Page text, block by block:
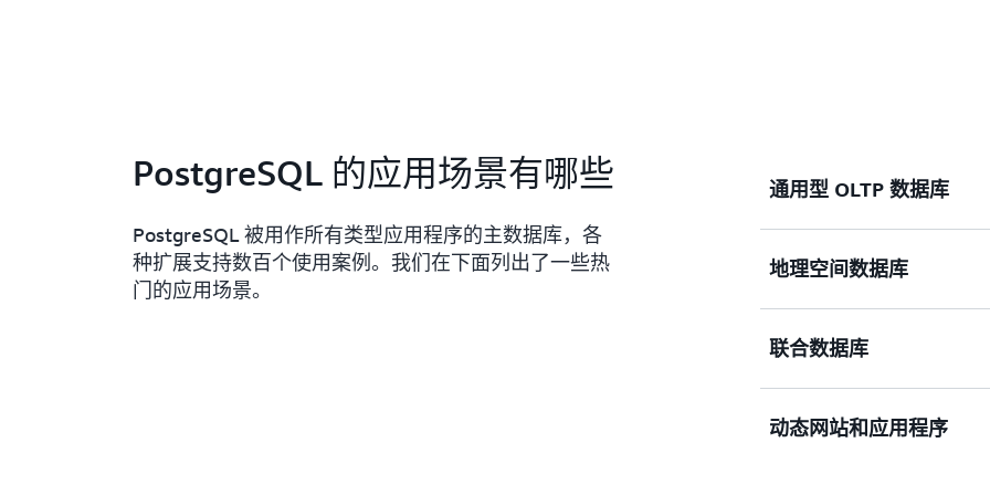
存储大型二进制对象，
外键、联接、视图、触
领先的编程语言和协议
它具有区域感知功能，可
PostgreSQL 数据库服务
均能够高度扩展。
错应用程序，从而提供比
PostgreSQL 的应用场景有哪些
PostgreSQL 被用作所有类型应用程序的主数据库，各
种扩展支持数百个使用案例。我们在下面列出了一些热
门的应用场景。
通用型 OLTP 数据库
PostgreSQL 具有卓越的在
序、解决方案和产品。
地理空间数据库
与PostGIS 扩展
结合使用
联合数据库
PostgreSQL 的外部数据封
动态网站和应用程序